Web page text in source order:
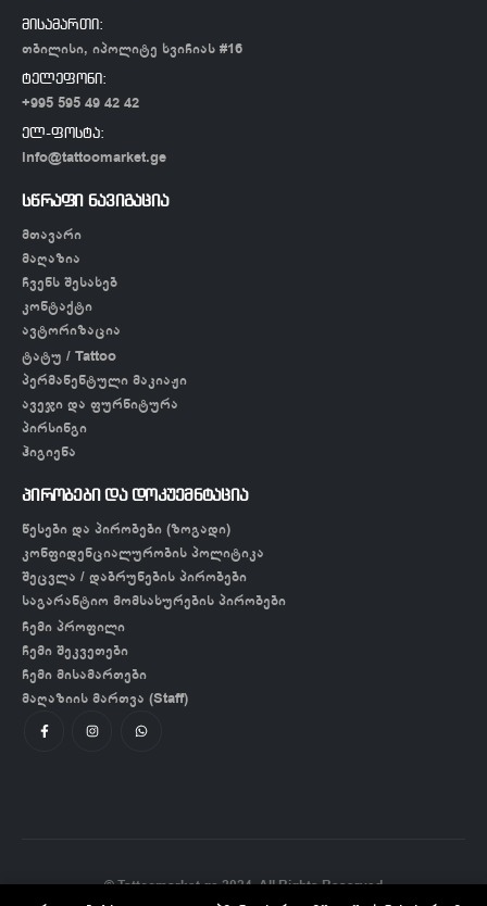
მისამართი:
თბილისი, იპოლიტე ხვიჩიას #16
ტელეფონი:
+995 595 49 42 42
ელ-ფოსტა:
info@tattoomarket.ge
სწრაფი ნავიგაცია
მთავარი
მაღაზია
ჩვენს შესახებ
კონტაქტი
ავტორიზაცია
ტატუ / Tattoo
პერმანენტული მაკიაჟი
ავეჯი და ფურნიტურა
პირსინგი
ჰიგიენა
პირობები და დოკუემნტაცია
წესები და პირობები (ზოგადი)
კონფიდენციალურობის პოლიტიკა
შეცვლა / დაბრუნების პირობები
საგარანტიო მომსახურების პირობები
ჩემი პროფილი
ჩემი შეკვეთები
ჩემი მისამართები
მაღაზიის მართვა (Staff)
© Tattoomarket.ge 2024. All Rights Reserved